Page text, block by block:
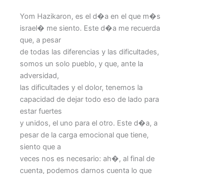
Yom Hazikaron, es el d�a en el que m�s
israel� me siento. Este d�a me recuerda
que, a pesar
de todas las diferencias y las dificultades,
somos un solo pueblo, y que, ante la
adversidad,
las dificultades y el dolor, tenemos la
capacidad de dejar todo eso de lado para
estar fuertes
y unidos, el uno para el otro. Este d�a, a
pesar de la carga emocional que tiene,
siento que a
veces nos es necesario: ah�, al final de
cuenta, podemos darnos cuenta lo que